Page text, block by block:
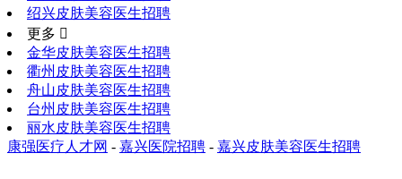
绍兴皮肤美容医生招聘
更多 
金华皮肤美容医生招聘
衢州皮肤美容医生招聘
舟山皮肤美容医生招聘
台州皮肤美容医生招聘
丽水皮肤美容医生招聘
康强医疗人才网 - 嘉兴医院招聘 - 嘉兴皮肤美容医生招聘